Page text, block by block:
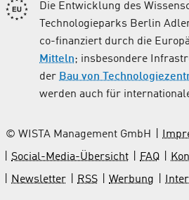
Die Entwicklung des
Technologieparks Berlin
co-finanziert durch die
Mitteln; insbesondere
der Bau von
werden auch für
© WISTA Management GmbH
Social-Media-Übersicht
FAQ
Newsletter
RSS Werbung